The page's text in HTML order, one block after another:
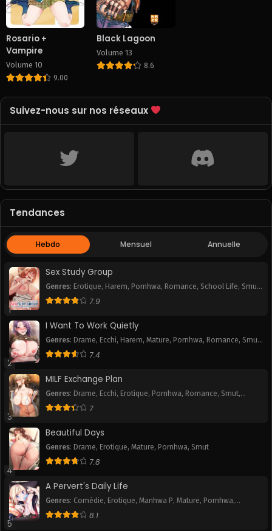
Rosario +
Vampire
Volume 10
9.00
Black Lagoon
Volume 13
8.6
Suivez-nous sur nos réseaux
Tendances
Hebdo Mensuel Annuelle
1
Sex Study Group
Genres: Erotique, Harem, Pornhwa, Romance, School Life, Smut,
Webtoon
7.9
2
I Want To Work Quietly
Genres: Drame, Ecchi, Harem, Mature, Pornhwa, Romance, Smut,
Webtoon
7.4
3
MILF Exchange Plan
Genres: Drame, Ecchi, Erotique, Pornhwa, Romance, Smut,
Webtoon
7
4
Beautiful Days
Genres: Drame, Erotique, Mature, Pornhwa, Smut
7.8
5
A Pervert's Daily Life
Genres: Comédie, Erotique, Manhwa P, Mature, Pornhwa,
Romance,Slice of Life
8.1